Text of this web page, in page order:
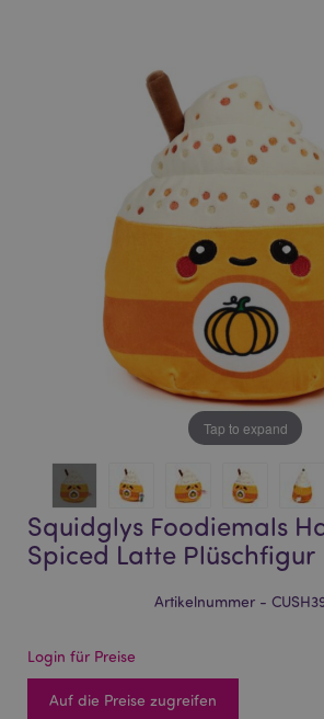
Tap to expand
Squidglys Foodiemals
Spiced Latte Plüschfigur
Artikelnummer -
Login für Preise
Auf die Preise zugreifen